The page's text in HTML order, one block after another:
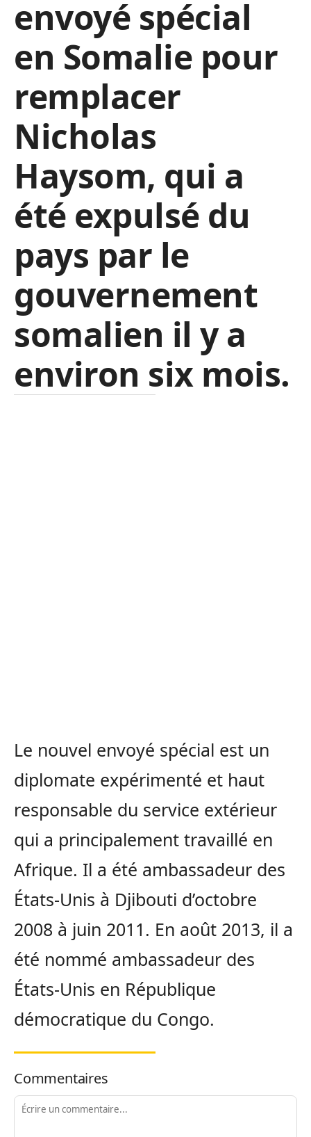
envoyé spécial
en Somalie pour
remplacer
Nicholas
Haysom, qui a
été expulsé du
pays par le
gouvernement
somalien il y a
environ six mois.
Le nouvel envoyé spécial est un
diplomate expérimenté et haut
responsable du service extérieur
qui a principalement travaillé en
Afrique. Il a été ambassadeur des
États-Unis à Djibouti d’octobre
2008 à juin 2011. En août 2013, il a
été nommé ambassadeur des
États-Unis en République
démocratique du Congo.
Commentaires